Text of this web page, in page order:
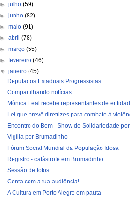
►julho(59)
►junho(82)
►maio(91)
►abril(78)
►março(55)
►fevereiro(46)
▼janeiro(45)
Deputados Estaduais Progressistas
Compartilhando notícias
Mônica Leal recebe representantes de
Lei que prevê diretrizes para combate à
Encontro do Bem - Show de Solidariedade
Vigília por Brumadinho
Fórum Social Mundial da População Idosa
Registro - catástrofe em Brumadinho
Sessão de fotos
Conta com a tua audiência!
A Cultura em Porto Alegre em pauta